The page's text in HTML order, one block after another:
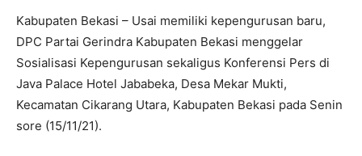
Kabupaten Bekasi – Usai memiliki kepengurusan baru,
DPC Partai Gerindra Kabupaten Bekasi menggelar
Sosialisasi Kepengurusan sekaligus Konferensi Pers di
Java Palace Hotel Jababeka, Desa Mekar Mukti,
Kecamatan Cikarang Utara, Kabupaten Bekasi pada Senin
sore (15/11/21).